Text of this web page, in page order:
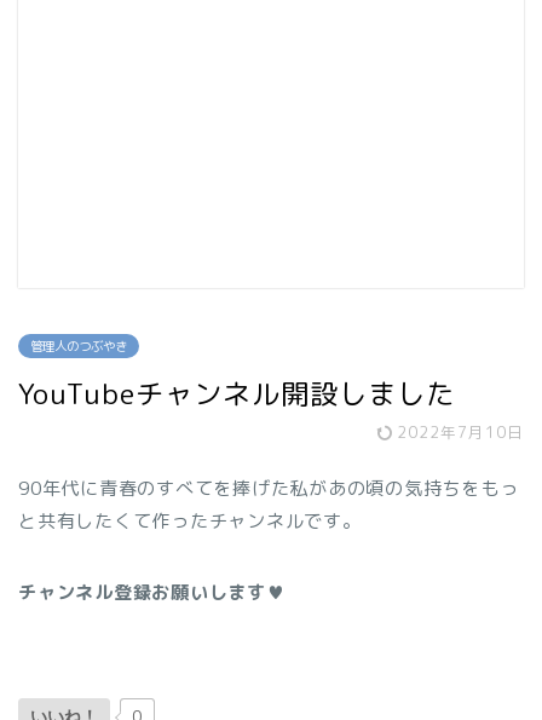
管理人のつぶやき
YouTubeチャンネル開設しました
2022年7月10日
90年代に青春のすべてを捧げた私があの頃の気持ちをもっ
と共有したくて作ったチャンネルです。
チャンネル登録お願いします♥